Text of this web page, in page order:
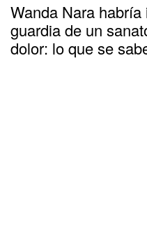
Wanda Nara
guardia de un
dolor: lo que se